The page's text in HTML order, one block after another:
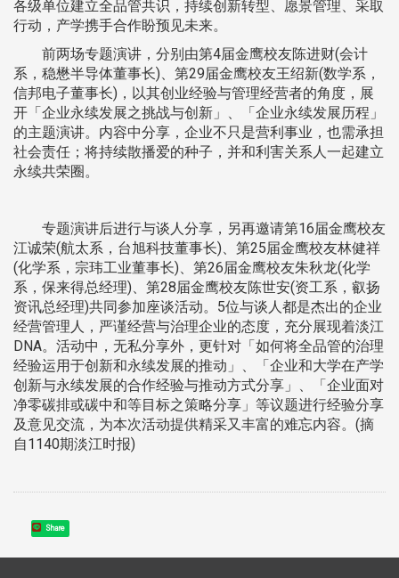
各级单位建立全品管共识，持续创新转型、愿景管理、采取
行动，产学携手合作盼预见未来。
前两场专题演讲，分别由第4届金鹰校友陈进财(会计
系，稳懋半导体董事长)、第29届金鹰校友王绍新(数学系，
信邦电子董事长)，以其创业经验与管理经营者的角度，展
开「企业永续发展之挑战与创新」、「企业永续发展历程」
的主题演讲。内容中分享，企业不只是营利事业，也需承担
社会责任；将持续散播爱的种子，并和利害关系人一起建立
永续共荣圈。
专题演讲后进行与谈人分享，另再邀请第16届金鹰校友
江诚荣(航太系，台旭科技董事长)、第25届金鹰校友林健祥
(化学系，宗玮工业董事长)、第26届金鹰校友朱秋龙(化学
系，保来得总经理)、第28届金鹰校友陈世安(资工系，叡扬
资讯总经理)共同参加座谈活动。5位与谈人都是杰出的企业
经营管理人，严谨经营与治理企业的态度，充分展现着淡江
DNA。活动中，无私分享外，更针对「如何将全品管的治理
经验运用于创新和永续发展的推动」、「企业和大学在产学
创新与永续发展的合作经验与推动方式分享」、「企业面对
净零碳排或碳中和等目标之策略分享」等议题进行经验分享
及意见交流，为本次活动提供精采又丰富的难忘内容。(摘
自1140期淡江时报)
Share